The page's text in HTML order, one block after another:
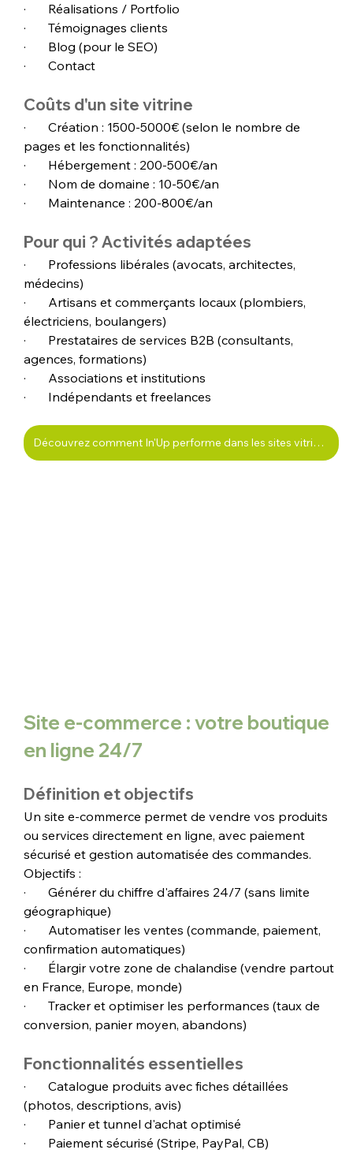
·       Réalisations / Portfolio
·       Témoignages clients
·       Blog (pour le SEO)
·       Contact
Coûts d'un site vitrine
·       Création : 1500-5000€ (selon le nombre de
pages et les fonctionnalités)
·       Hébergement : 200-500€/an
·       Nom de domaine : 10-50€/an
·       Maintenance : 200-800€/an
Pour qui ? Activités adaptées
·       Professions libérales (avocats, architectes,
médecins)
·       Artisans et commerçants locaux (plombiers,
électriciens, boulangers)
·       Prestataires de services B2B (consultants,
agences, formations)
·       Associations et institutions
·       Indépendants et freelances
Découvrez comment In'Up performe dans les sites vitrines
Site e-commerce : votre boutique
en ligne 24/7
Définition et objectifs
Un site e-commerce permet de vendre vos produits
ou services directement en ligne, avec paiement
sécurisé et gestion automatisée des commandes.
Objectifs :
·       Générer du chiffre d'affaires 24/7 (sans limite
géographique)
·       Automatiser les ventes (commande, paiement,
confirmation automatiques)
·       Élargir votre zone de chalandise (vendre partout
en France, Europe, monde)
·       Tracker et optimiser les performances (taux de
conversion, panier moyen, abandons)
Fonctionnalités essentielles
·       Catalogue produits avec fiches détaillées
(photos, descriptions, avis)
·       Panier et tunnel d'achat optimisé
·       Paiement sécurisé (Stripe, PayPal, CB)